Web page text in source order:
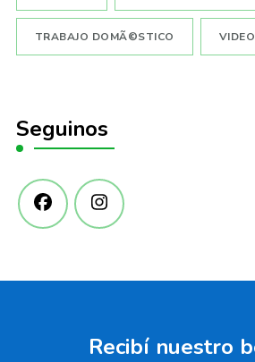
TRABAJO DOMÃ©STICO
Seguinos
Recibí­ nuestro